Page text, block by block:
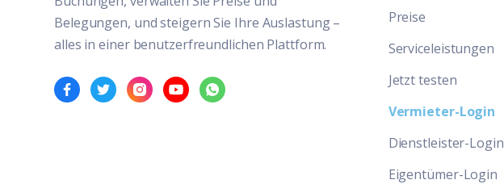
Belegungen, und steigern Sie Ihre Auslastung –
alles in einer benutzerfreundlichen Plattform.
Preise
Serviceleistungen
Jetzt testen
Vermieter-Login
Dienstleister-Login
Eigentümer-Login